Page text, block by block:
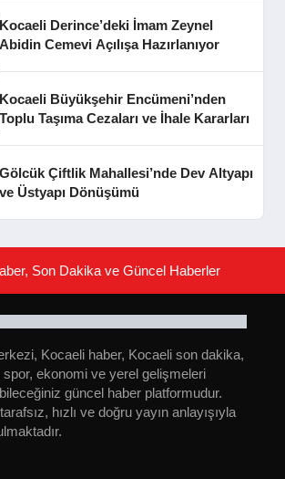
Kocaeli Derince’deki İmam Zeynel
Abidin Cemevi Açılışa Hazırlanıyor
Kocaeli Büyükşehir Encümeni’nden
Toplu Taşıma Cezaları ve İhale Kararları
Gölcük Çiftlik Mahallesi’nde Dev Altyapı
ve Üstyapı Dönüşümü
Son Dakika ve Güncel Haberler
Kocaeli haber, Kocaeli son dakika,
ekonomi ve yerel gelişmeleri
güncel haber platformudur.
hızlı ve doğru yayın anlayışıyla